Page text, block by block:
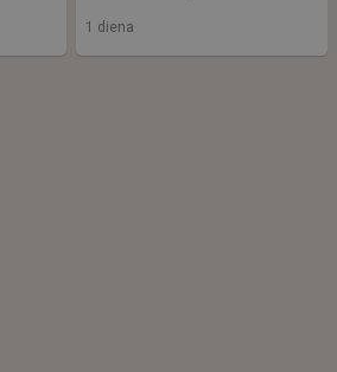
1 diena